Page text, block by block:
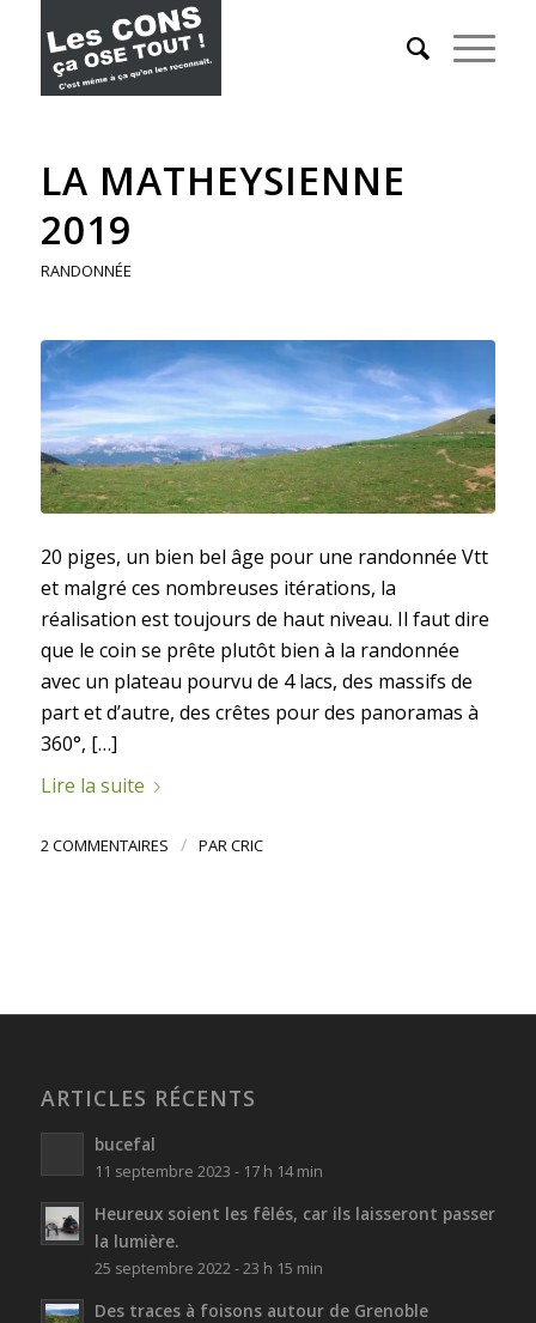
LA MATHEYSIENNE
2019
RANDONNÉE
20 piges, un bien bel âge pour une randonnée Vtt
et malgré ces nombreuses itérations, la
réalisation est toujours de haut niveau. Il faut dire
que le coin se prête plutôt bien à la randonnée
avec un plateau pourvu de 4 lacs, des massifs de
part et d’autre, des crêtes pour des panoramas à
360°, […]
Lire la suite
2 COMMENTAIRES / PAR CRIC
ARTICLES RÉCENTS
bucefal
11 septembre 2023 - 17 h 14 min
Heureux soient les fêlés, car ils laisseront passer
la lumière.
25 septembre 2022 - 23 h 15 min
Des traces à foisons autour de Grenoble